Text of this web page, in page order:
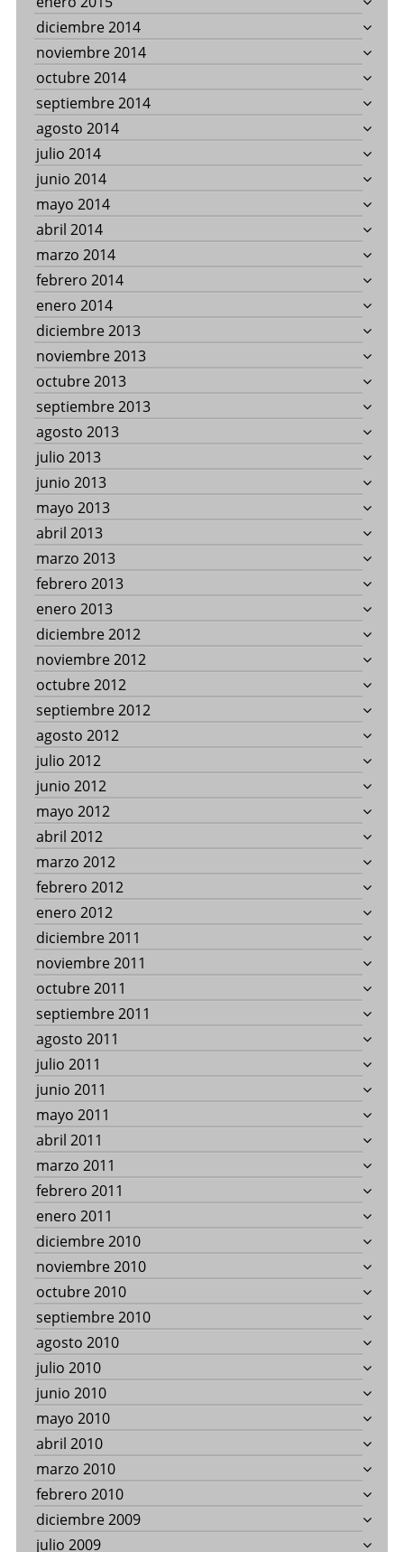
diciembre 2014
noviembre 2014
octubre 2014
septiembre 2014
agosto 2014
julio 2014
junio 2014
mayo 2014
abril 2014
marzo 2014
febrero 2014
enero 2014
diciembre 2013
noviembre 2013
octubre 2013
septiembre 2013
agosto 2013
julio 2013
junio 2013
mayo 2013
abril 2013
marzo 2013
febrero 2013
enero 2013
diciembre 2012
noviembre 2012
octubre 2012
septiembre 2012
agosto 2012
julio 2012
junio 2012
mayo 2012
abril 2012
marzo 2012
febrero 2012
enero 2012
diciembre 2011
noviembre 2011
octubre 2011
septiembre 2011
agosto 2011
julio 2011
junio 2011
mayo 2011
abril 2011
marzo 2011
febrero 2011
enero 2011
diciembre 2010
noviembre 2010
octubre 2010
septiembre 2010
agosto 2010
julio 2010
junio 2010
mayo 2010
abril 2010
marzo 2010
febrero 2010
diciembre 2009
julio 2009